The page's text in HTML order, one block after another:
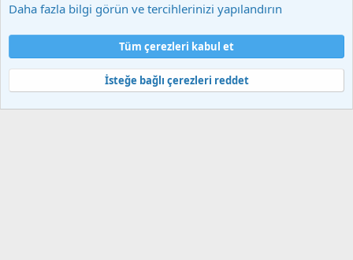
Şartlar ve kurallar
Gizlilik politikası
Yardım
Ana sayfa
S
S
Community platform by XenForo® © 2010-2025 XenForo Ltd.
Daha fazla bilgi görün ve tercihlerinizi yapılandırın
Tüm çerezleri kabul et
İsteğe bağlı çerezleri reddet